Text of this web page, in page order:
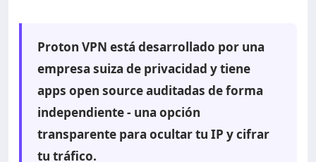
Proton VPN está desarrollado por una
empresa suiza de privacidad y tiene
apps open source auditadas de forma
independiente - una opción
transparente para ocultar tu IP y cifrar
tu tráfico.